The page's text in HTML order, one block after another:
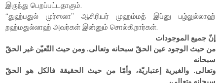
இருந்து பெறப்பட்டதாகும்.
“துஹ்பதுல் முர்ஸலா” ஆசிரியர் முஹம்மத் இப்னு பழ்லுல்லாஹ்
றஹ்மதுல்லாஹ் அவர்கள் இன்னும் சொல்கிறார்கள்.
إنّ جميع الموجودات
من حيث الوجود عين الحقّ سبحانه وتعالى. ومن حيث التّعيّن غير الحقّ
سبحانه
وتعالى. والغيرية إعتباريّة، وأمّا من حيث الحقيقة فالكل هو الحقّ